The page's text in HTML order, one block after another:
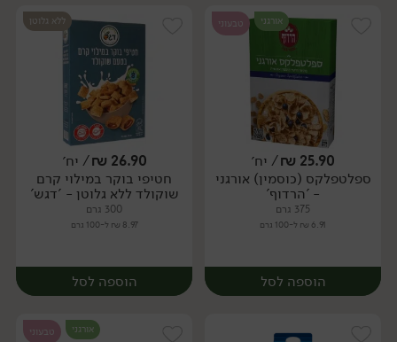
יח׳ יח׳
אורגני טבעוני
25.90
₪/ יח׳
ספלטפלקס (כוסמין) אורגני
- 'הרדוף'
375 גרם
6.91 ₪ ל-100 גרם
הוספה לסל
ללא גלוטן
26.90
₪/ יח׳
חטיפי בוקר במילוי קרם
שוקולד ללא גלוטן - 'דגש'
300 גרם
8.97 ₪ ל-100 גרם
הוספה לסל
אורגני טבעוני